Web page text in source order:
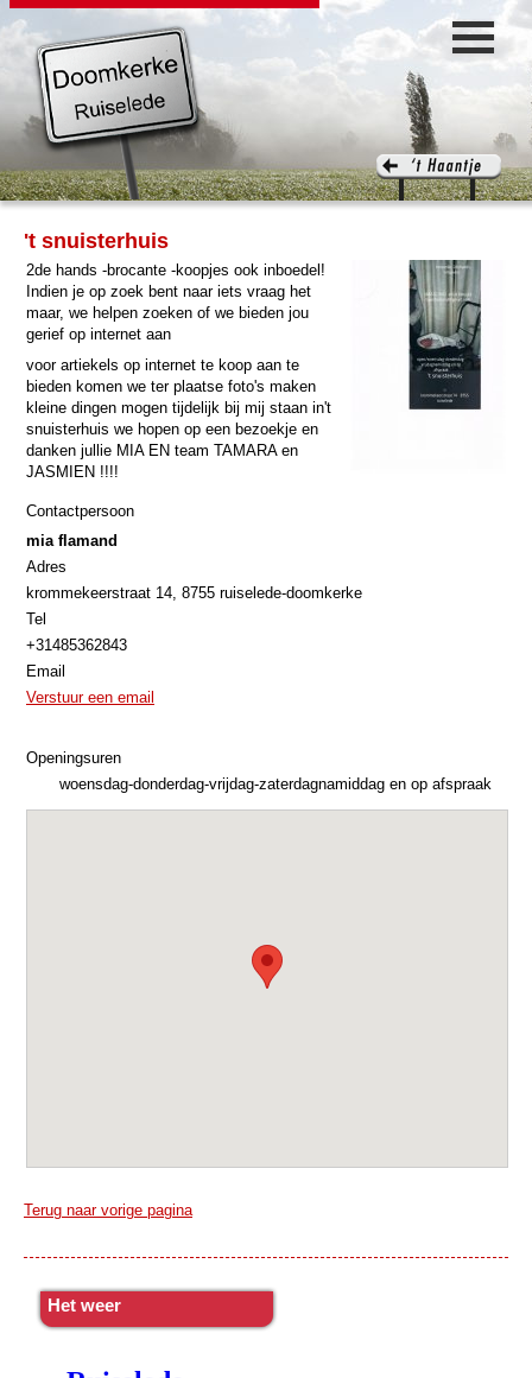
't snuisterhuis
2de hands -brocante -koopjes ook inboedel!
Indien je op zoek bent naar iets vraag het
maar, we helpen zoeken of we bieden jou
gerief op internet aan
voor artiekels op internet te koop aan te
bieden komen we ter plaatse foto's maken
kleine dingen mogen tijdelijk bij mij staan in't
snuisterhuis we hopen op een bezoekje en
danken jullie MIA EN team TAMARA en
JASMIEN !!!!
Contactpersoon
mia flamand
Adres
krommekeerstraat 14, 8755 ruiselede-doomkerke
Tel
+31485362843
Email
Verstuur een email
Openingsuren
woensdag-donderdag-vrijdag-zaterdagnamiddag en op afspraak
Terug naar vorige pagina
Het weer